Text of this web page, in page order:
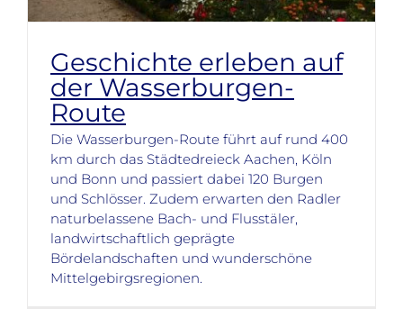
Geschichte erleben auf
der Wasserburgen-
Route
Die Wasserburgen-Route führt auf rund 400
km durch das Städtedreieck Aachen, Köln
und Bonn und passiert dabei 120 Burgen
und Schlösser. Zudem erwarten den Radler
naturbelassene Bach- und Flusstäler,
landwirtschaftlich geprägte
Bördelandschaften und wunderschöne
Mittelgebirgsregionen.